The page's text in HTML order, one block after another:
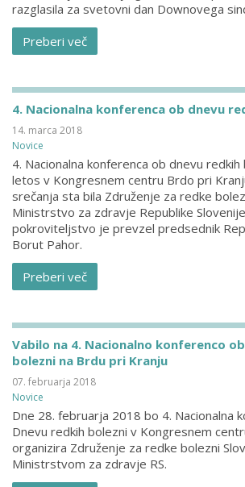
razglasila za svetovni dan Downovega
Preberi več
4. Nacionalna konferenca ob dnevu
14. marca 2018
Novice
4. Nacionalna konferenca ob dnevu
letos v Kongresnem centru Brdo pri
srečanja sta bila Združenje za redke
Ministrstvo za zdravje Republike
pokroviteljstvo je prevzel predsednik
Borut Pahor.
Preberi več
Vabilo na 4. Nacionalno konferenco
bolezni na Brdu pri Kranju
07. februarja 2018
Novice
Dne 28. februarja 2018 bo 4. Nacionalna
Dnevu redkih bolezni v Kongresnem
organizira Združenje za redke bolezni
Ministrstvom za zdravje RS.